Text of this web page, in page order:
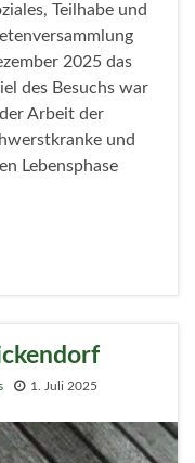
Teilhabe und
2025 das
des Besuchs war
Arbeit der
und
Lebensphase
1. Juli 2025